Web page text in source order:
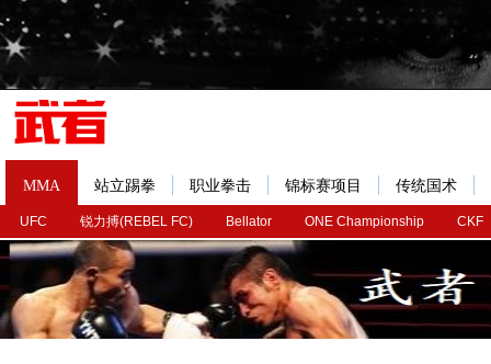
MMA
UFC 锐力搏(REBEL FC) Bellator ONE Championship CKF
站立踢拳 职业拳击 锦标赛项目 传统国术